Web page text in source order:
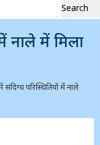
नाले में मिला
परिस्थितियों में नाले